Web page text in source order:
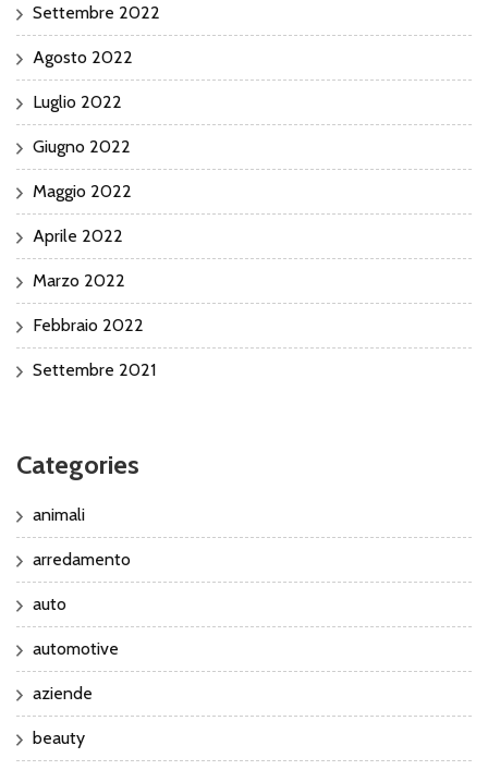
Settembre 2022
Agosto 2022
Luglio 2022
Giugno 2022
Maggio 2022
Aprile 2022
Marzo 2022
Febbraio 2022
Settembre 2021
Categories
animali
arredamento
auto
automotive
aziende
beauty